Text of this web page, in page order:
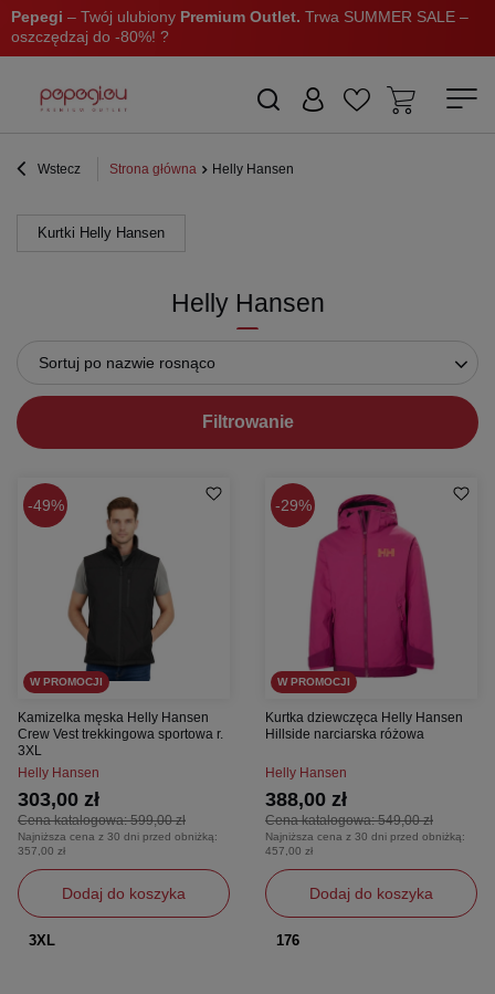
Pepegi – Twój ulubiony Premium Outlet. Trwa SUMMER SALE –
oszczędzaj do -80%! ?
Wstecz Strona główna Helly Hansen
Kurtki Helly Hansen
Helly Hansen
Sortuj po nazwie rosnąco
Filtrowanie
49%
W PROMOCJI
Kamizelka męska Helly Hansen
Crew Vest trekkingowa sportowa r.
3XL
Helly Hansen
Cena katalogowa:599,00 zł
303,00 zł
Najniższa cena z 30 dni przed obniżką:
357,00 zł
Dodaj do koszyka
3XL
29%
W PROMOCJI
Kurtka dziewczęca Helly Hansen
Hillside narciarska różowa
Helly Hansen
Cena katalogowa:549,00 zł
388,00 zł
Najniższa cena z 30 dni przed obniżką:
457,00 zł
Dodaj do koszyka
176